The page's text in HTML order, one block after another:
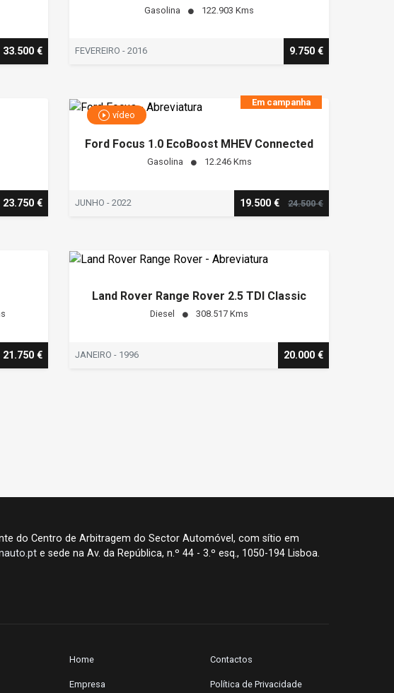
33.500 €
Gasolina 122.903 Kms
FEVEREIRO - 2016 9.750 €
23.750 €
Em campanha
vídeo
Ford Focus 1.0 EcoBoost MHEV Connected
Gasolina 12.246 Kms
JUNHO - 2022 19.500 € 24.500 €
21.750 €
Land Rover Range Rover 2.5 TDI Classic
Diesel 308.517 Kms
JANEIRO - 1996 20.000 €
do Centro de Arbitragem do Sector Automóvel, com sítio em
e sede na Av. da República, n.º 44 - 3.º esq., 1050-194 Lisboa.
Home
Empresa
Contactos
Política de Privacidade